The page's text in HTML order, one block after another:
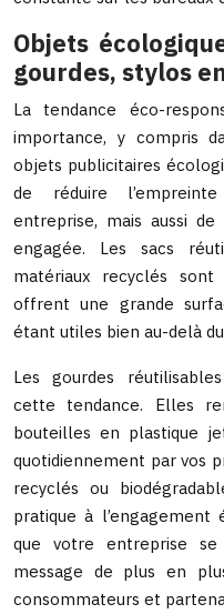
Objets
gourdes, stylos
La tendance éco-
importance, y compris
objets publicitaires
de réduire
entreprise, mais aussi
engagée. Les sacs
matériaux recyclés
offrent une grande
étant utiles bien au-delà
Les gourdes
cette tendance. Elles
bouteilles en plastique
quotidiennement par vos
recyclés ou
pratique à
que votre entreprise se
message de plus en
consommateurs et